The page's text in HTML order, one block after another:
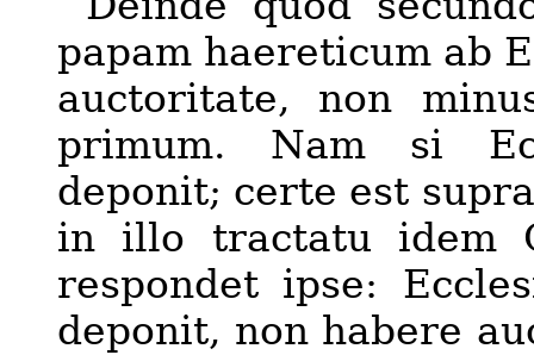
papam haereticum ab
auctoritate, non
primum. Nam si
deponit; certe est
in illo tractatu idem
respondet ipse:
deponit, non habere